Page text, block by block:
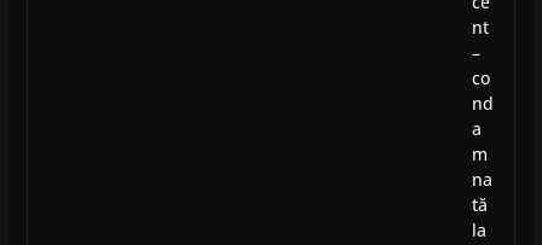
nt
–
co
nd
a
m
na
tă
la